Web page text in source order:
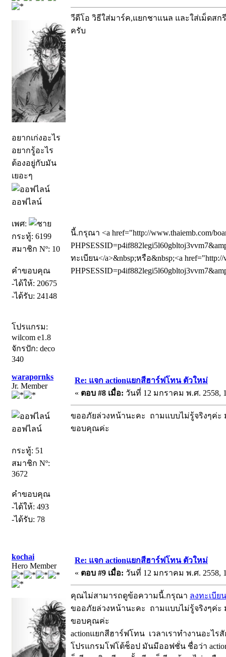
อยากเก่งอะไร
อยากรู้อะไร
ต้องอยู่กับมัน
เยอะๆ
ออฟไลน์
เพศ:
กระทู้: 6199
สมาชิก Nº: 10
คำขอบคุณ
-ได้ให้: 20675
-ได้รับ: 24148
โปรแกรม:
wilcom e1.8
จักรปัก: deco
340
วีดีโอ วิธีใส่มาร์ค,แยกชาแนล และใส่เม็ดส
ครับ
นี้.กรุณา <a href="http://www.thaiemb.com/
ทะเบียน</a>&nbsp;หรือ&nbsp;<a href="http://
warapornks
Jr. Member
ออฟไลน์
กระทู้: 51
สมาชิก Nº:
3672
คำขอบคุณ
-ได้ให้: 493
-ได้รับ: 78
Re: แจก actionแยกสีฮาร์ฟโทน ตัวใหม่
« ตอบ #8 เมื่อ: วันที่ 12 มกราคม พ.ศ. 2558,
ขออภัยล่วงหน้านะคะ ถามแบบไม่รู้จริงๆค่ะ
ขอบคุณค่ะ
kochai
Hero Member
Re: แจก actionแยกสีฮาร์ฟโทน ตัวใหม่
« ตอบ #9 เมื่อ: วันที่ 12 มกราคม พ.ศ. 2558,
คุณไม่สามารถดูข้อความนี้.กรุณา ลงทะเบียน
ขออภัยล่วงหน้านะคะ ถามแบบไม่รู้จริงๆค่ะ
ขอบคุณค่ะ
actionแยกสีฮาร์ฟโทน เวลาเราทำงานอะไ
โปรแกรมโฟโต้ช็อป มันมีออฟชั่น ชื่อว่า